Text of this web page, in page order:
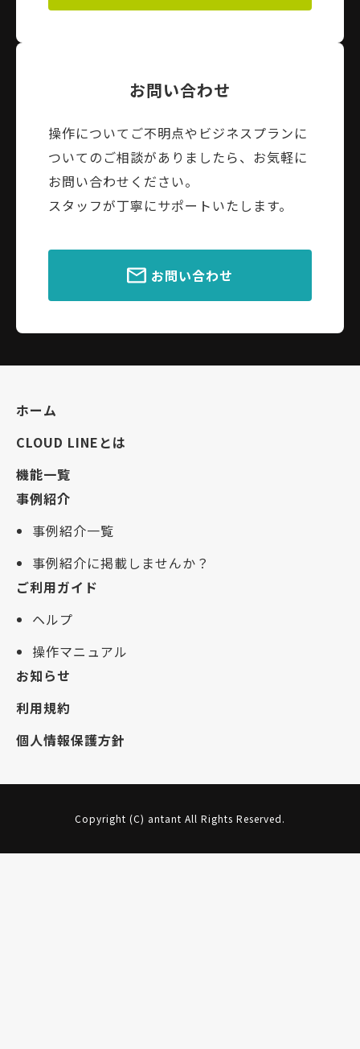
お問い合わせ
操作についてご不明点やビジネスプランに
ついてのご相談がありましたら、お気軽に
お問い合わせください。
スタッフが丁寧にサポートいたします。
お問い合わせ
ホーム
CLOUD LINEとは
機能一覧
事例紹介
事例紹介一覧
事例紹介に掲載しませんか？
ご利用ガイド
ヘルプ
操作マニュアル
お知らせ
利用規約
個人情報保護方針
Copyright (C) antant All Rights Reserved.